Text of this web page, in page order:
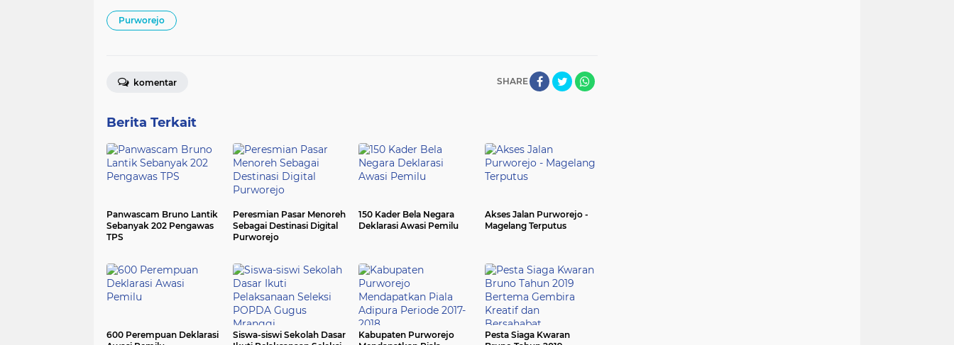
Purworejo
SHARE
komentar
Berita Terkait
Panwascam Bruno Lantik
Sebanyak 202 Pengawas
TPS
Peresmian Pasar Menoreh
Sebagai Destinasi Digital
Purworejo
150 Kader Bela Negara
Deklarasi Awasi Pemilu
Akses Jalan Purworejo -
Magelang Terputus
600 Perempuan Deklarasi
Siswa-siswi Sekolah Dasar
Kabupaten Purworejo
Pesta Siaga Kwaran